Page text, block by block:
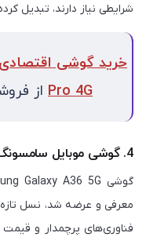
شرایطی نیاز دارند، تبدیل
Pro 4G از
4. گوشی موبایل سامسونگ مدل Galaxy A36 5G
معرفی و عرضه شد، نسل
فناوری‌های پرچمدار و قیمت